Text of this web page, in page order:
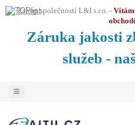
Eshop společností L&I s.r.o. -
Záruka jakosti
služeb -